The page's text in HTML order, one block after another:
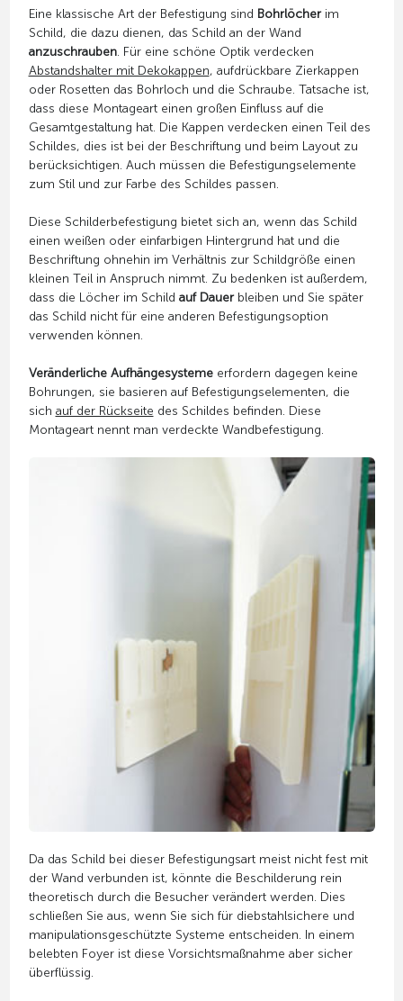
Eine klassische Art der Befestigung sind Bohrlöcherim
Schild, die dazu dienen, das Schild an der Wand
anzuschrauben. Für eine schöne Optik verdecken
Abstandshalter mit Dekokappen, aufdrückbare Zierkappen
oder Rosetten das Bohrloch und die Schraube. Tatsache ist,
dass diese Montageart einen großen Einfluss auf die
Gesamtgestaltung hat. Die Kappen verdecken einen Teil des
Schildes, dies ist bei der Beschriftung und beim Layout zu
berücksichtigen. Auch müssen die Befestigungselemente
zum Stil und zur Farbe des Schildes passen.
Diese Schilderbefestigung bietet sich an, wenn das Schild
einen weißen oder einfarbigen Hintergrund hat und die
Beschriftung ohnehin im Verhältnis zur Schildgröße einen
kleinen Teil in Anspruch nimmt. Zu bedenken ist außerdem,
dass die Löcher im Schild auf Dauerbleiben und Sie später
das Schild nicht für eine anderen Befestigungsoption
verwenden können.
Veränderliche Aufhängesystemeerfordern dagegen keine
Bohrungen, sie basieren auf Befestigungselementen, die
sich auf der Rückseite des Schildes befinden. Diese
Montageart nennt man verdeckte Wandbefestigung.
Da das Schild bei dieser Befestigungsart meist nicht fest mit
der Wand verbunden ist, könnte die Beschilderung rein
theoretisch durch die Besucher verändert werden. Dies
schließen Sie aus, wenn Sie sich für diebstahlsichere und
manipulationsgeschützte Systeme entscheiden. In einem
belebten Foyer ist diese Vorsichtsmaßnahme aber sicher
überflüssig.